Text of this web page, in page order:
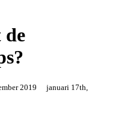
de
2019
januari 17th,